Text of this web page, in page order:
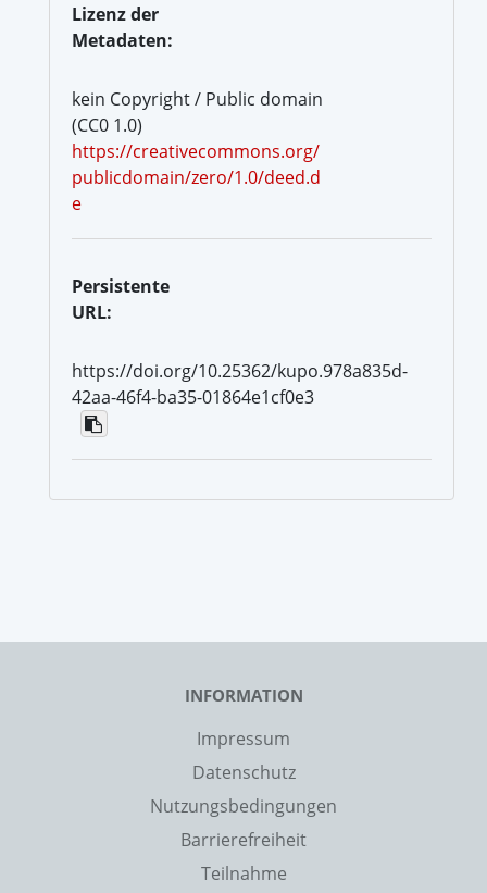
Lizenz der
Metadaten:
kein Copyright / Public domain
(CC0 1.0)
https://creativecommons.org/
publicdomain/zero/1.0/deed.d
e
Persistente
URL:
https://doi.org/10.25362/kupo.978a835d-
42aa-46f4-ba35-01864e1cf0e3
INFORMATION
Impressum
Datenschutz
Nutzungsbedingungen
Barrierefreiheit
Teilnahme